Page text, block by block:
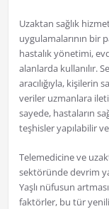
Uzaktan sağlık
uygulamalarının bir
hastalık yönetimi,
alanlarda kullanılır.
aracılığıyla,
veriler uzmanlara
sayede, hastaların
teşhisler yapılabilir
Telemedicine ve
sektöründe devrim
Yaşlı nüfusun
faktörler, bu tür